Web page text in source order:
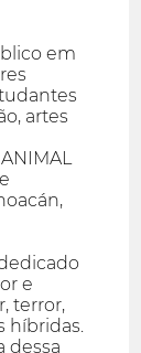
em
artes
e
terror,
híbridas.
dessa